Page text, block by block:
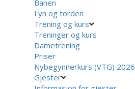
Banen
Lyn og torden
Trening og kurs
Treninger og kurs
Dametrening
Priser
Nybegynnerkurs (VTG) 2026
Gjester